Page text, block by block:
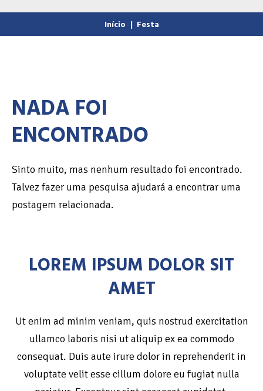
Início | Festa
NADA FOI
ENCONTRADO
Sinto muito, mas nenhum resultado foi encontrado.
Talvez fazer uma pesquisa ajudará a encontrar uma
postagem relacionada.
LOREM IPSUM DOLOR SIT
AMET
Ut enim ad minim veniam, quis nostrud exercitation
ullamco laboris nisi ut aliquip ex ea commodo
consequat. Duis aute irure dolor in reprehenderit in
voluptate velit esse cillum dolore eu fugiat nulla